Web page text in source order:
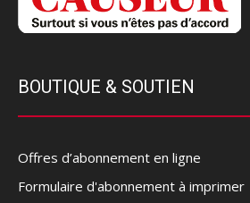
BOUTIQUE & SOUTIEN
Offres d’abonnement en ligne
Formulaire d'abonnement à imprimer